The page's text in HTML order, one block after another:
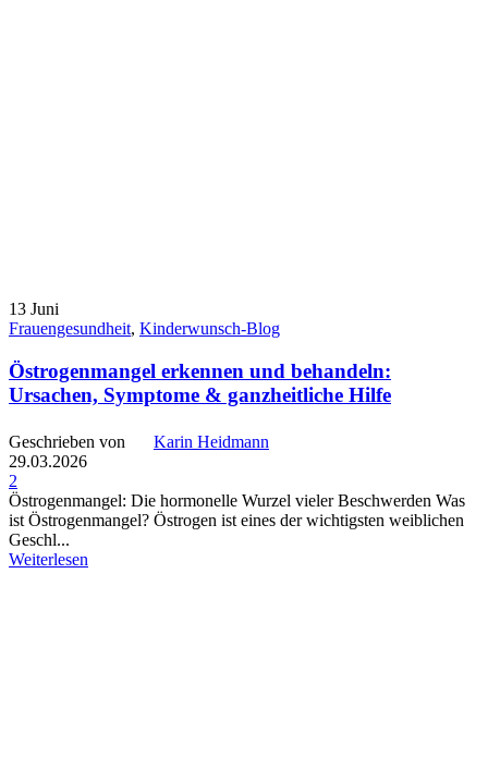
13 Juni
Frauengesundheit, Kinderwunsch-Blog
Östrogenmangel erkennen und behandeln:
Ursachen, Symptome & ganzheitliche Hilfe
Geschrieben von
Karin Heidmann
29.03.2026
2
Östrogenmangel: Die hormonelle Wurzel vieler Beschwerden Was
ist Östrogenmangel? Östrogen ist eines der wichtigsten weiblichen
Geschl...
Weiterlesen